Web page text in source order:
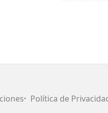
Política de